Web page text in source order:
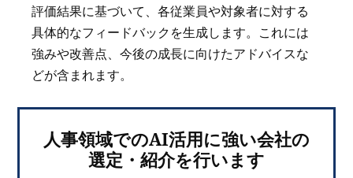
評価結果に基づいて、各従業員や対象者に対する
具体的なフィードバックを生成します。これには
強みや改善点、今後の成長に向けたアドバイスな
どが含まれます。
人事領域でのAI活用に強い会社の
選定・紹介を行います